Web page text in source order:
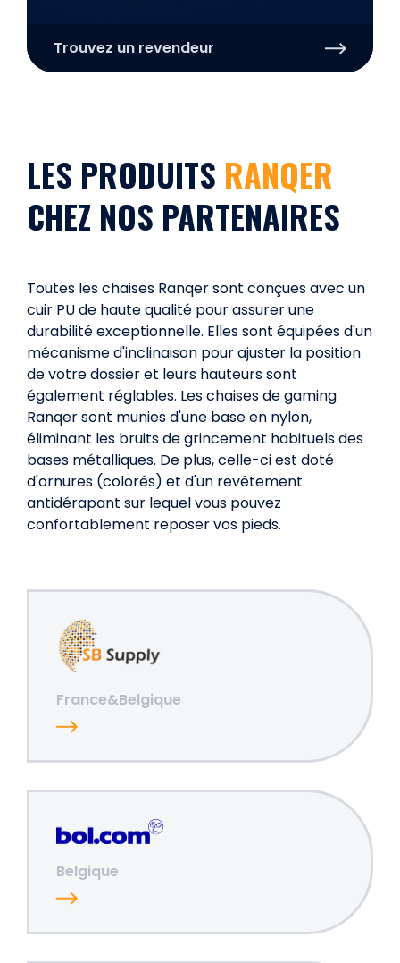
Trouvez un revendeur
LES PRODUITS RANQER
CHEZ NOS PARTENAIRES
Toutes les chaises Ranqer sont conçues avec un
cuir PU de haute qualité pour assurer une
durabilité exceptionnelle. Elles sont équipées d'un
mécanisme d'inclinaison pour ajuster la position
de votre dossier et leurs hauteurs sont
également réglables. Les chaises de gaming
Ranqer sont munies d'une base en nylon,
éliminant les bruits de grincement habituels des
bases métalliques. De plus, celle-ci est doté
d'ornures (colorés) et d'un revêtement
antidérapant sur lequel vous pouvez
confortablement reposer vos pieds.
France&Belgique
Belgique